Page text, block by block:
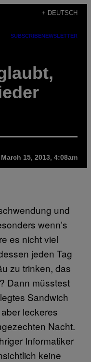
+ DEUTSCH
SUBSCRIBENEWSLETTER
March 15, 2013, 4:08am
und
wenn’s
es nicht viel
jeden Tag
zu trinken, das
Dann müsstest
Sandwich
leckeres
Nacht.
Informatiker
keine